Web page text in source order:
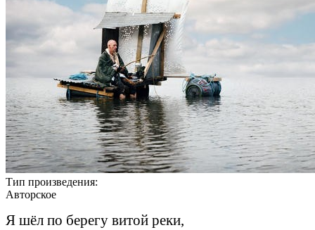
Тип произведения:
Авторское
Я шёл по берегу витой реки,